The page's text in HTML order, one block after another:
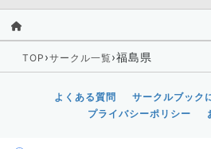
TOP ›サークル一覧›福島県
よくある質問 サークルブック
プライバシーポリシー